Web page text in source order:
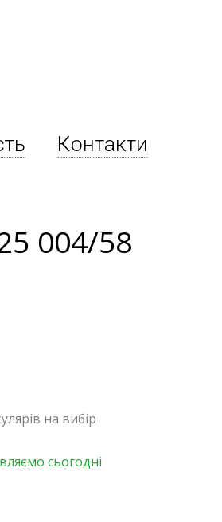
Контакти
004/58
на вибір
сьогодні